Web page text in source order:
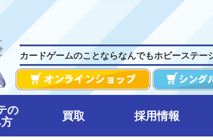
カードゲームのことならなんでもホビーステー
の 買取 採用情報